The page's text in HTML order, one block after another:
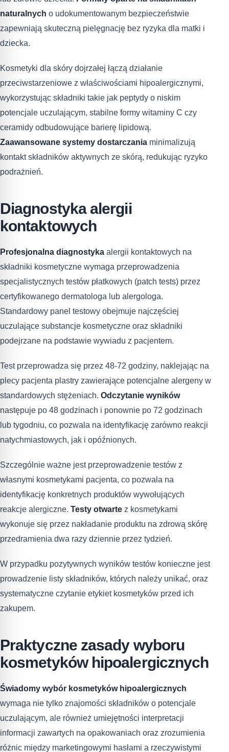
naturalnych o udokumentowanym bezpieczeństwie
zapewniają skuteczną pielęgnację bez ryzyka dla matki i
dziecka.
Kosmetyki dla skóry dojrzałej łączą działanie
przeciwstarzeniowe z właściwościami hipoalergicznymi,
wykorzystując składniki takie jak peptydy o niskim
potencjale uczulającym, stabilne formy witaminy C czy
ceramidy odbudowujące barierę lipidową.
Zaawansowane systemy dostarczania minimalizują
kontakt składników aktywnych ze skórą, redukując ryzyko
podrażnień.
Diagnostyka alergii
kontaktowych
Profesjonalna diagnostyka alergii kontaktowych na
składniki kosmetyczne wymaga przeprowadzenia
specjalistycznych testów płatkowych (patch tests) przez
certyfikowanego dermatologa lub alergologa.
Standardowy panel testowy obejmuje najczęściej
uczulające substancje kosmetyczne oraz składniki
podejrzane na podstawie wywiadu z pacjentem.
Test przeprowadza się przez 48-72 godziny, naklejając na
plecy pacjenta plastry zawierające potencjalne alergeny w
standardowych stężeniach. Odczytanie wyników
następuje po 48 godzinach i ponownie po 72 godzinach
lub tygodniu, co pozwala na identyfikację zarówno reakcji
natychmiastowych, jak i opóźnionych.
Szczególnie ważne jest przeprowadzenie testów z
własnymi kosmetykami pacjenta, co pozwala na
identyfikację konkretnych produktów wywołujących
reakcje alergiczne. Testy otwarte z kosmetykami
wykonuje się przez nakładanie produktu na zdrową skórę
przedramienia dwa razy dziennie przez tydzień.
W przypadku pozytywnych wyników testów konieczne jest
prowadzenie listy składników, których należy unikać, oraz
systematyczne czytanie etykiet kosmetyków przed ich
zakupem.
Praktyczne zasady wyboru
kosmetyków hipoalergicznych
Świadomy wybór kosmetyków hipoalergicznych
wymaga nie tylko znajomości składników o potencjale
uczulającym, ale również umiejętności interpretacji
informacji zawartych na opakowaniach oraz zrozumienia
różnic między marketingowymi hasłami a rzeczywistymi